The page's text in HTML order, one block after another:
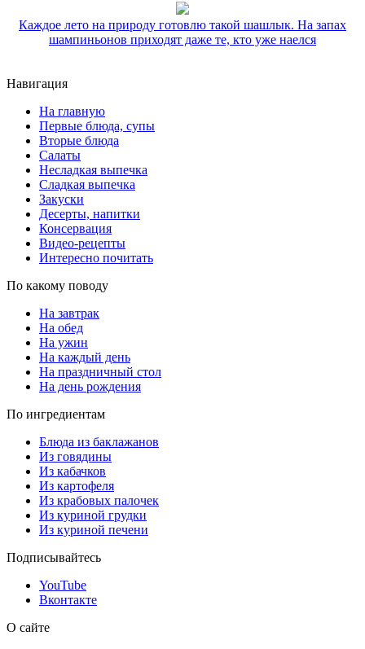
Каждое лето на природу готовлю такой шашлык. На запах
шампиньонов приходят даже те, кто уже наелся
Навигация
На главную
Первые блюда, супы
Вторые блюда
Салаты
Несладкая выпечка
Сладкая выпечка
Закуски
Десерты, напитки
Консервация
Видео-рецепты
Интересно почитать
По какому поводу
На завтрак
На обед
На ужин
На каждый день
На праздничный стол
На день рождения
По ингредиентам
Блюда из баклажанов
Из говядины
Из кабачков
Из картофеля
Из крабовых палочек
Из куриной грудки
Из куриной печени
Подписывайтесь
YouTube
Вконтакте
О сайте